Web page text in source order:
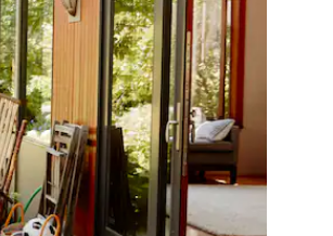
arriba y hacia abajo, o bien tocando y